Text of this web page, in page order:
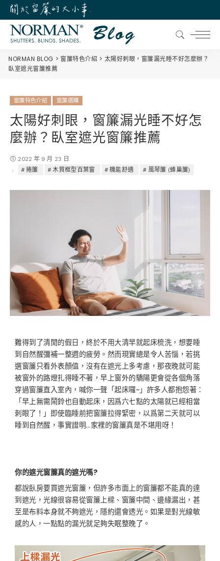
NORMAN BLOG 窗簾特色介紹
太陽好刺眼，窗簾漏光睡不好怎麼辦？
臥室遮光窗簾推薦
窗簾特色介紹 窗簾選購
太陽好刺眼，窗簾漏光睡不好怎
麼辦？臥室遮光窗簾推薦
2022 年 9 月 23 日
捲簾
木質框型百葉窗 機能舒適 風琴簾 (蜂巢簾)
難得到了清閒的假日，終於不用大清早就起床梳洗，想要睡
到自然醒彌補一整週的疲勞。然而現實總是令人苦惱，若挑
選窗簾只看外表顏值，沒有在遮光上多考慮，那夜晚就可能
被窗外的路燈扎得睡不著，早上窗外的驕陽更會從各個角落
穿過窗簾直入室內，喊你一聲「起床囉~」許多人都抱怨著：
「早上無需鬧鈴也自動起床，因爲六七點的太陽就已經相當
刺眼了！」即使臨睡前把窗簾拉得緊密，以爲第二天就可以
睡到自然醒，事實證明…家裡的窗簾真是不堪用呀！
你的遮光窗簾真的遮光嗎?
都說臥房要買遮光窗簾，但許多市面上的窗簾都不能真的達
到遮光，光線很容易從窗簾上樑、窗簾中間、邊緣漏出，甚
至是布料本身就不夠遮光，隱約還會透光。如果是對光線敏
感的人，一點點的漏光就足夠失眠整晚了。